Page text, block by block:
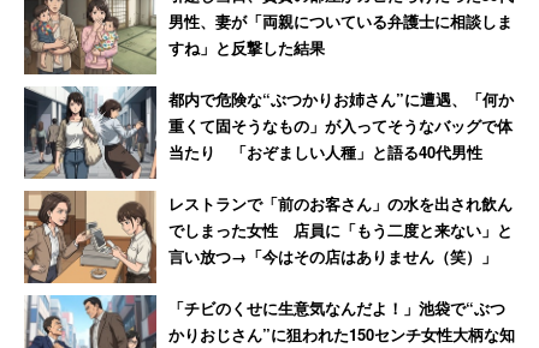
男性、妻が「両親についている弁護士に相談しま
すね」と反撃した結果
都内で危険な“ぶつかりお姉さん”に遭遇、「何か
重くて固そうなもの」が入ってそうなバッグで体
当たり 「おぞましい人種」と語る40代男性
レストランで「前のお客さん」の水を出され飲ん
でしまった女性 店員に「もう二度と来ない」と
言い放つ→「今はその店はありません（笑）」
「チビのくせに生意気なんだよ！」池袋で“ぶつ
かりおじさん”に狙われた150センチ女性大柄な知